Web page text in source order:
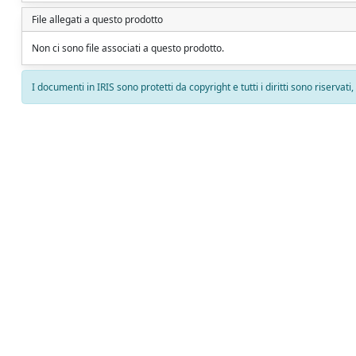
File allegati a questo prodotto
Non ci sono file associati a questo prodotto.
I documenti in IRIS sono protetti da copyright e tutti i diritti sono